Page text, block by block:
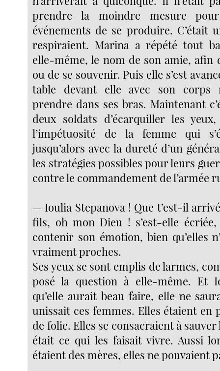
prendre la moindre mesure
événements de se produire. C’était
respiraient. Marina a répété tout
elle-même, le nom de son amie, afin
ou de se souvenir. Puis elle s’est
table devant elle avec son corps
prendre dans ses bras. Maintenant
deux soldats d’écarquiller les
l’impétuosité de la femme qui
jusqu’alors avec la dureté d’un
les stratégies possibles pour leurs
contre le commandement de l’armée
— Ioulia Stepanova ! Que t’est-il
fils, oh mon Dieu ! s’est-elle
contenir son émotion, bien qu’elles
vraiment proches.
Ses yeux se sont emplis de larmes,
posé la question à elle-même. Et
qu’elle aurait beau faire, elle ne
unissait ces femmes. Elles étaient en
de folie. Elles se consacraient à
était ce qui les faisait vivre. Aussi
étaient des mères, elles ne pouvaient